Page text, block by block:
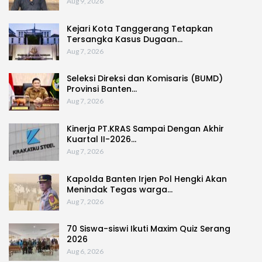
Kejari Kota Tanggerang Tetapkan
Tersangka Kasus Dugaan…
Aug 7, 2026
Seleksi Direksi dan Komisaris (BUMD)
Provinsi Banten…
Aug 7, 2026
Kinerja PT.KRAS Sampai Dengan Akhir
Kuartal II-2026…
Aug 7, 2026
Kapolda Banten Irjen Pol Hengki Akan
Menindak Tegas warga…
Aug 7, 2026
70 Siswa-siswi Ikuti Maxim Quiz Serang
2026
Aug 6, 2026